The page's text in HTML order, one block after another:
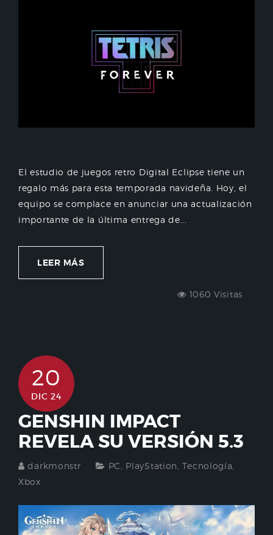
El estudio de juegos retro Digital Eclipse tiene un
regalo más para esta temporada navideña. Hoy, el
equipo se complace en anunciar una actualización
importante de la última entrega de...
LEER MÁS
1060 Visitas
20
DIC 24
GENSHIN IMPACT
REVELA SU VERSIÓN 5.3
darkmonstr PC PlayStation ,Tecnología
Xbox